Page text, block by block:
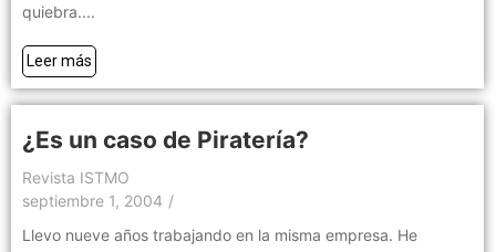
quiebra....
Leer más
¿Es un caso de Piratería?
Revista ISTMO
septiembre 1, 2004 /
Llevo nueve años trabajando en la misma empresa. He